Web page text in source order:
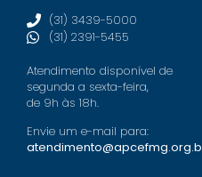
(31) 3439-5000
(31) 2391-5455
Atendimento disponível de
segunda a sexta-feira,
de 9h às 18h.
Envie um e-mail para:
atendimento@apcefmg.org.b